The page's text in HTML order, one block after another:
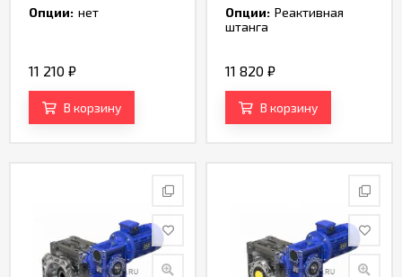
Опции: нет
11 210 ₽
В корзину
Опции: Реактивная
штанга
11 820 ₽
В корзину